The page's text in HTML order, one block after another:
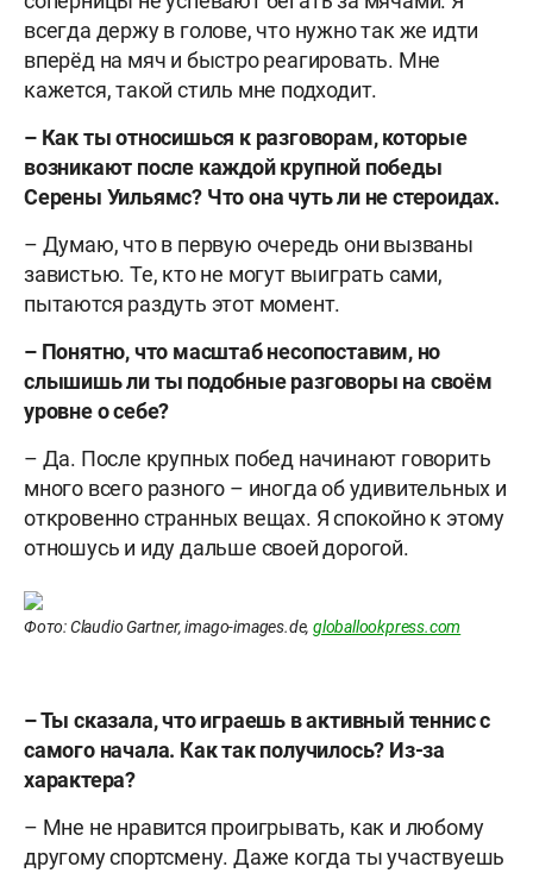
всегда держу в голове, что нужно так же идти
вперёд на мяч и быстро реагировать. Мне
кажется, такой стиль мне подходит.
– Как ты относишься к разговорам, которые
возникают после каждой крупной победы
Серены Уильямс? Что она чуть ли не стероидах.
– Думаю, что в первую очередь они вызваны
завистью. Те, кто не могут выиграть сами,
пытаются раздуть этот момент.
– Понятно, что масштаб несопоставим, но
слышишь ли ты подобные разговоры на своём
уровне о себе?
– Да. После крупных побед начинают говорить
много всего разного – иногда об удивительных и
откровенно странных вещах. Я спокойно к этому
отношусь и иду дальше своей дорогой.
Фото: Claudio Gartner, imago-images.de,globallookpress.com
– Ты сказала, что играешь в активный теннис с
самого начала. Как так получилось? Из-за
характера?
– Мне не нравится проигрывать, как и любому
другому спортсмену. Даже когда ты участвуешь